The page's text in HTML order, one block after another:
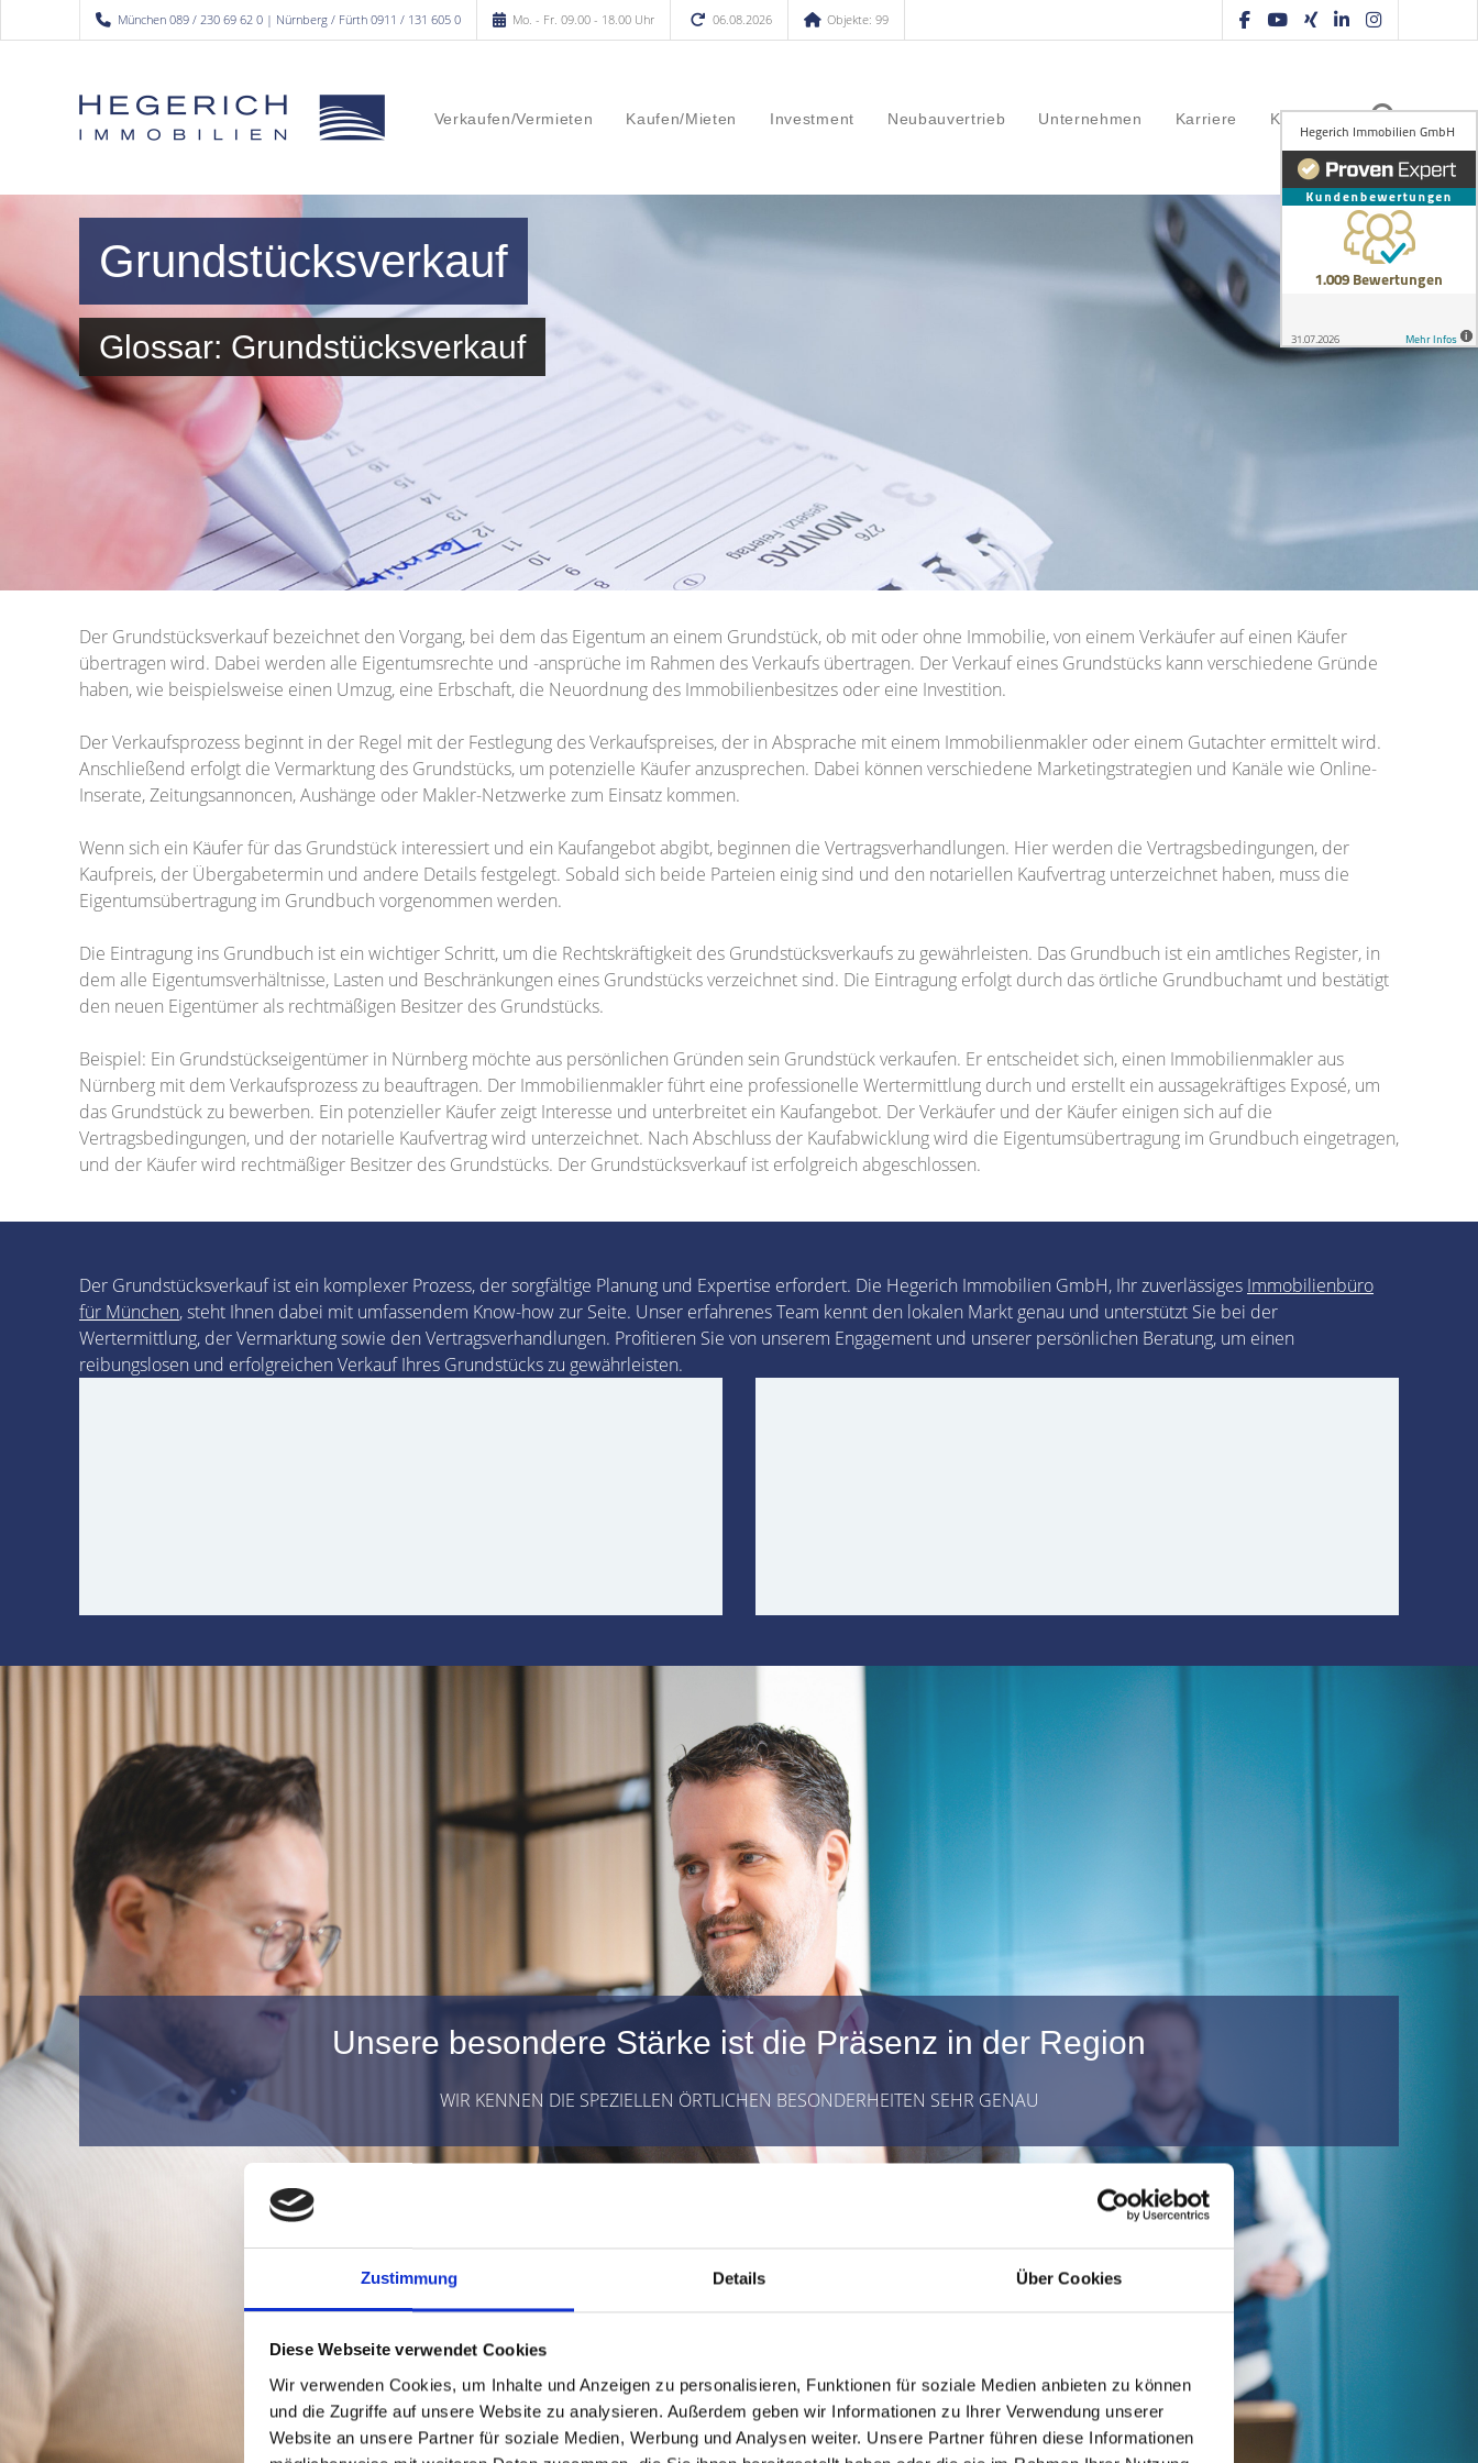
Zustimmung Details Über Cookies
Diese Webseite verwendet Cookies
Wir verwenden Cookies, um Inhalte und Anzeigen zu personalisieren, Funktionen für soziale Medien anbieten zu können
und die Zugriffe auf unsere Website zu analysieren. Außerdem geben wir Informationen zu Ihrer Verwendung unserer
Website an unsere Partner für soziale Medien, Werbung und Analysen weiter. Unsere Partner führen diese Informationen
München 089 / 230 69 62 0 | Nürnberg / Fürth 0911 / 131 605 0 Mo. - Fr. 09.00 - 18.00 Uhr 06.08.2026 Objekte: 99
Verkaufen/Vermieten Kaufen/Mieten Investment Neubauvertrieb Unternehmen Karriere Kontakt
Grundstücksverkauf
Glossar: Grundstücksverkauf
Der Grundstücksverkauf bezeichnet den Vorgang, bei dem das Eigentum an einem Grundstück, ob mit oder ohne Immobilie, von einem Verkäufer auf einen Käufer
übertragen wird. Dabei werden alle Eigentumsrechte und -ansprüche im Rahmen des Verkaufs übertragen. Der Verkauf eines Grundstücks kann verschiedene Gründe
haben, wie beispielsweise einen Umzug, eine Erbschaft, die Neuordnung des Immobilienbesitzes oder eine Investition.
Der Verkaufsprozess beginnt in der Regel mit der Festlegung des Verkaufspreises, der in Absprache mit einem Immobilienmakler oder einem Gutachter ermittelt wird.
Anschließend erfolgt die Vermarktung des Grundstücks, um potenzielle Käufer anzusprechen. Dabei können verschiedene Marketingstrategien und Kanäle wie Online-
Inserate, Zeitungsannoncen, Aushänge oder Makler-Netzwerke zum Einsatz kommen.
Wenn sich ein Käufer für das Grundstück interessiert und ein Kaufangebot abgibt, beginnen die Vertragsverhandlungen. Hier werden die Vertragsbedingungen, der
Kaufpreis, der Übergabetermin und andere Details festgelegt. Sobald sich beide Parteien einig sind und den notariellen Kaufvertrag unterzeichnet haben, muss die
Eigentumsübertragung im Grundbuch vorgenommen werden.
Die Eintragung ins Grundbuch ist ein wichtiger Schritt, um die Rechtskräftigkeit des Grundstücksverkaufs zu gewährleisten. Das Grundbuch ist ein amtliches Register, in
dem alle Eigentumsverhältnisse, Lasten und Beschränkungen eines Grundstücks verzeichnet sind. Die Eintragung erfolgt durch das örtliche Grundbuchamt und bestätigt
den neuen Eigentümer als rechtmäßigen Besitzer des Grundstücks.
Beispiel: Ein Grundstückseigentümer in Nürnberg möchte aus persönlichen Gründen sein Grundstück verkaufen. Er entscheidet sich, einen Immobilienmakler aus
Nürnberg mit dem Verkaufsprozess zu beauftragen. Der Immobilienmakler führt eine professionelle Wertermittlung durch und erstellt ein aussagekräftiges Exposé, um
das Grundstück zu bewerben. Ein potenzieller Käufer zeigt Interesse und unterbreitet ein Kaufangebot. Der Verkäufer und der Käufer einigen sich auf die
Vertragsbedingungen, und der notarielle Kaufvertrag wird unterzeichnet. Nach Abschluss der Kaufabwicklung wird die Eigentumsübertragung im Grundbuch eingetragen,
und der Käufer wird rechtmäßiger Besitzer des Grundstücks. Der Grundstücksverkauf ist erfolgreich abgeschlossen.
Der Grundstücksverkauf ist ein komplexer Prozess, der sorgfältige Planung und Expertise erfordert. Die Hegerich Immobilien GmbH, Ihr zuverlässiges Immobilienbüro
für München, steht Ihnen dabei mit umfassendem Know-how zur Seite. Unser erfahrenes Team kennt den lokalen Markt genau und unterstützt Sie bei der
Wertermittlung, der Vermarktung sowie den Vertragsverhandlungen. Profitieren Sie von unserem Engagement und unserer persönlichen Beratung, um einen
reibungslosen und erfolgreichen Verkauf Ihres Grundstücks zu gewährleisten.
Unsere besondere Stärke ist die Präsenz in der Region
WIR KENNEN DIE SPEZIELLEN ÖRTLICHEN BESONDERHEITEN SEHR GENAU